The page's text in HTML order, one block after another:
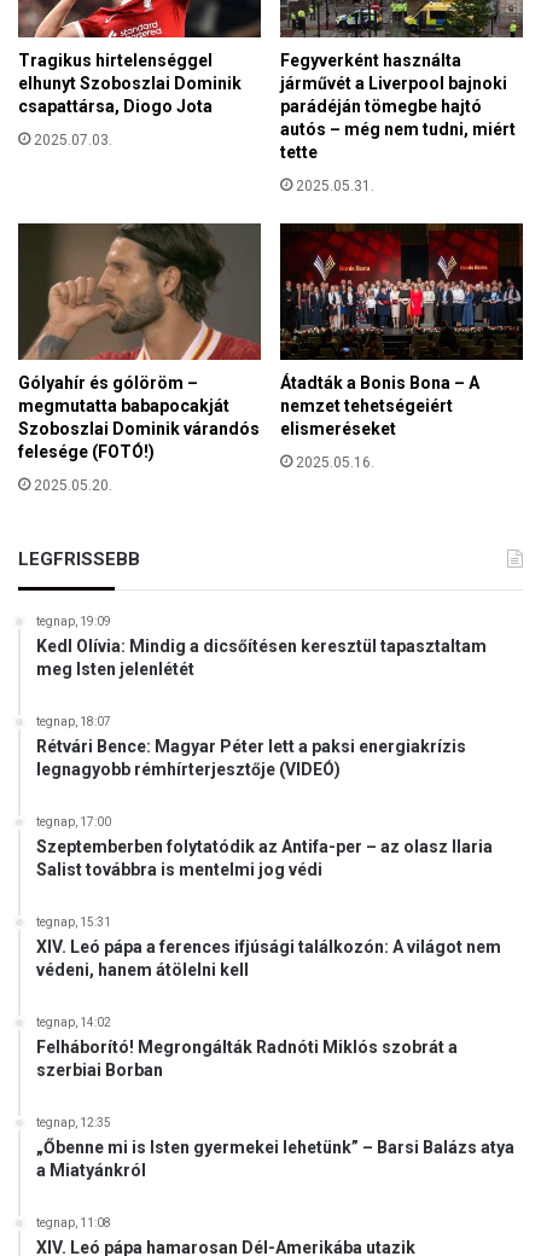
a
t
B
u
d
a
e
s
t
c
Tragikus hirtelenséggel
elhunyt Szoboszlai Dominik
csapattársa, Diogo Jota
2025.07.03.
Fegyverként használta
járművét a Liverpool bajnoki
parádéján tömegbe hajtó
autós – még nem tudni, miért
tette
2025.05.31.
Gólyahír és gólöröm –
megmutatta babapocakját
Szoboszlai Dominik várandós
felesége (FOTÓ!)
2025.05.20.
Átadták a Bonis Bona – A
nemzet tehetségeiért
elismeréseket
2025.05.16.
LEGFRISSEBB
tegnap, 19:09
Kedl Olívia: Mindig a dicsőítésen keresztül tapasztaltam
meg Isten jelenlétét
tegnap, 18:07
Rétvári Bence: Magyar Péter lett a paksi energiakrízis
legnagyobb rémhírterjesztője (VIDEÓ)
tegnap, 17:00
Szeptemberben folytatódik az Antifa-per – az olasz Ilaria
Salist továbbra is mentelmi jog védi
tegnap, 15:31
XIV. Leó pápa a ferences ifjúsági találkozón: A világot nem
védeni, hanem átölelni kell
tegnap, 14:02
Felháborító! Megrongálták Radnóti Miklós szobrát a
szerbiai Borban
tegnap, 12:35
„Őbenne mi is Isten gyermekei lehetünk” – Barsi Balázs atya
a Miatyánkról
tegnap, 11:08
XIV. Leó pápa hamarosan Dél-Amerikába utazik